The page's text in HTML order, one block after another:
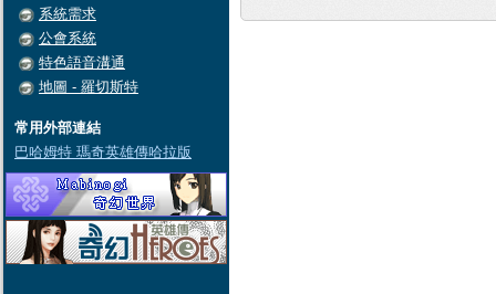
系統需求
公會系統
特色語音溝通
地圖 - 羅切斯特
常用外部連結
巴哈姆特 瑪奇英雄傳哈拉版